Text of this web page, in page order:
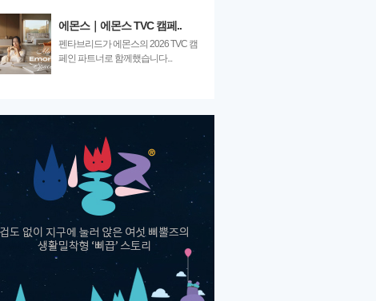
에몬스｜에몬스 TVC 캠페..
펜타브리드가 에몬스의 2026 TVC 캠
페인 파트너로 함께했습니다...